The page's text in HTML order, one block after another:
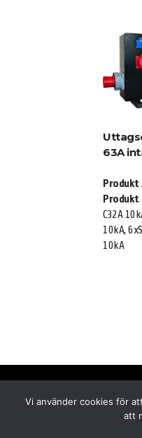
63A
Produkt
C32A
10kA,
10kA
Svenska
Post:
Vi använder cookies för
att